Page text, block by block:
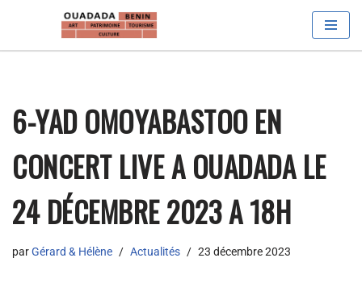
6-YAD OMOYABASTOO EN
CONCERT LIVE A OUADADA LE
24 DÉCEMBRE 2023 A 18H
parGérard & Hélène Actualités 23 décembre 2023